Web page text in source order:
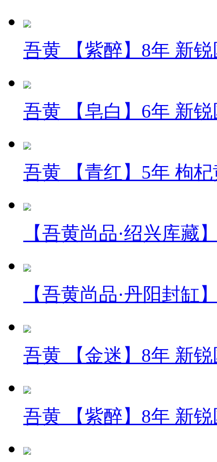
吾黄 【紫醉】8年 新
吾黄 【皂白】6年 新
吾黄 【青红】5年 枸
【吾黄尚品·绍兴库藏
【吾黄尚品·丹阳封缸
吾黄 【金迷】8年 新
吾黄 【紫醉】8年 新